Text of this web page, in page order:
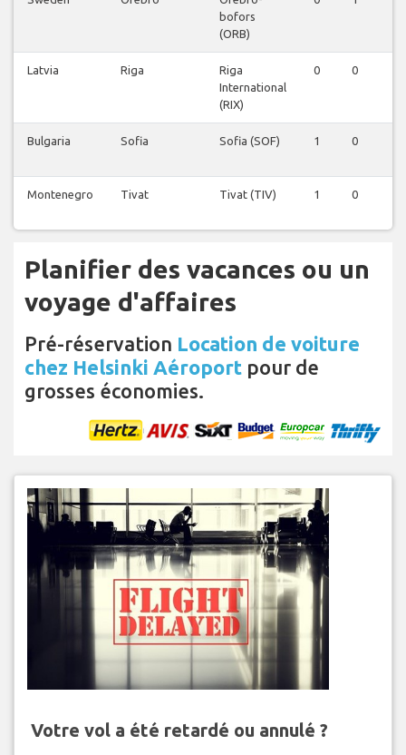
bofors
(ORB)
Latvia Riga
Riga
International
(RIX)
0 0
Bulgaria Sofia Sofia (SOF) 1 0
Montenegro Tivat Tivat (TIV) 1 0
Planifier des vacances ou un
voyage d'affaires
Pré-réservation Location de voiture
chez Helsinki Aéroport pour de
grosses économies.
Votre vol a été retardé ou annulé ?